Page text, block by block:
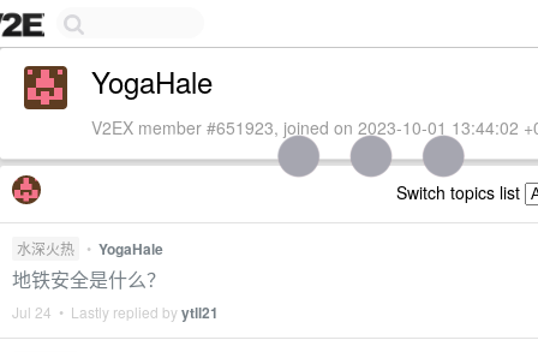
YogaHale
V2EX member #651923, joined on 2023-10-01 13:44:02
Switch topics list
水深火热 • YogaHale
地铁安全是什么？
Jul 24 • Lastly replied byytll21